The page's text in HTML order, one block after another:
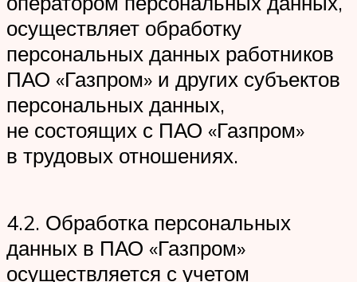
осуществляет обработку
персональных данных работников
ПАО «Газпром» и других субъектов
персональных данных,
не состоящих с ПАО «Газпром»
в трудовых отношениях.
4.2. Обработка персональных
данных в ПАО «Газпром»
осуществляется с учетом